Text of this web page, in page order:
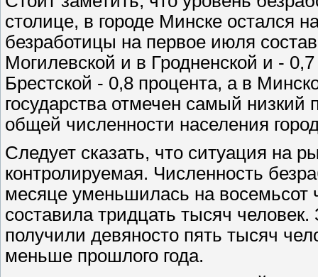
столице, в городе Минске остался
безработицы на первое июля
Могилевской и в Гродненской и -
Брестской - 0,8 процента, а в
государства отмечен самый низкий
общей численности населения
Следует сказать, что ситуация на
контролируемая. Численность
месяце уменьшилась на восемьсот
составила тридцать тысяч
получили девяносто пять тысяч
меньше прошлого года.